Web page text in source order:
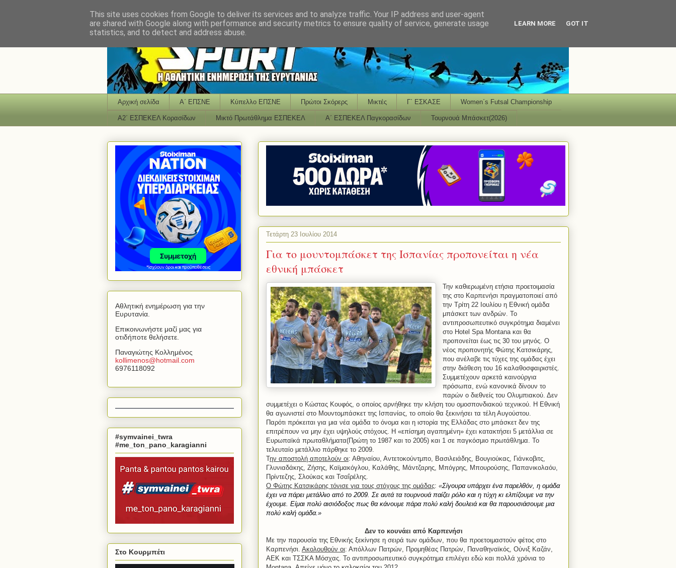
Αρχική σελίδα Α΄ ΕΠΣΝΕ Κύπελλο ΕΠΣΝΕ Πρώτοι Σκόρερς Μικτές Γ΄ ΕΣΚΑΣΕ Women΄s Futsal Championship
Α2΄ ΕΣΠΕΚΕΛ Κορασίδων Μικτό Πρωτάθλημα ΕΣΠΕΚΕΛ Α΄ ΕΣΠΕΚΕΛ Παγκορασίδων Τουρνουά Μπάσκετ(2026)
Τετάρτη 23 Ιουλίου 2014
Για το μουντομπάσκετ της Ισπανίας προπονείται η νέα
εθνική μπάσκετ
Την καθιερωμένη ετήσια προετοιμασία
της στο Καρπενήσι πραγματοποιεί από
την Τρίτη 22 Ιουλίου η Εθνική ομάδα
μπάσκετ των ανδρών. Το
αντιπροσωπευτικό συγκρότημα διαμένει
στο Hotel Spa Montana και θα
προπονείται έως τις 30 του μηνός. Ο
νέος προπονητής Φώτης Κατσικάρης,
που ανέλαβε τις τύχες της ομάδας έχει
στην διάθεση του 16 καλαθοσφαιριστές.
Συμμετέχουν αρκετά καινούργια
πρόσωπα, ενώ κανονικά δίνουν το
παρών ο διεθνείς του Ολυμπιακού. Δεν
συμμετέχει ο Κώστας Κουφός, ο οποίος αρνήθηκε την κλήση του ομοσπονδιακού τεχνικού. Η Εθνική
θα αγωνιστεί στο Μουντομπάσκετ της Ισπανίας, το οποίο θα ξεκινήσει τα τέλη Αυγούστου.
Παρότι πρόκειται για μια νέα ομάδα το όνομα και η ιστορία της Ελλάδας στο μπάσκετ δεν της
επιτρέπουν να μην έχει υψηλούς στόχους. Η «επίσημη αγαπημένη» έχει κατακτήσει 5 μετάλλια σε
Ευρωπαϊκά πρωταθλήματα(Πρώτη το 1987 και το 2005) και 1 σε παγκόσμιο πρωτάθλημα. Το
τελευταίο μετάλλιο πάρθηκε το 2009.
Την αποστολή αποτελούν οι: Αθηναίου, Αντετοκούντμπο, Βασιλειάδης, Βουγιούκας, Γιάνκοβιτς,
Γλυνιαδάκης, Ζήσης, Καϊμακόγλου, Καλάθης, Μάντζαρης, Μπόγρης, Μπουρούσης, Παπανικολαόυ,
Πρίντεζης, Σλούκας και Τσαΐρέλης.
Ο Φώτης Κατσικάρης τόνισε για τους στόχους της ομάδας: «Σίγουρα υπάρχει ένα παρελθόν, η ομάδα
έχει να πάρει μετάλλιο από το 2009. Σε αυτά τα τουρνουά παίζει ρόλο και η τύχη κι ελπίζουμε να την
έχουμε. Είμαι πολύ αισιόδοξος πως θα κάνουμε πάρα πολύ καλή δουλειά και θα παρουσιάσουμε μια
πολύ καλή ομάδα.»
Δεν το κουνάει από Καρπενήσι
Με την παρουσία της Εθνικής ξεκίνησε η σειρά των ομάδων, που θα προετοιμαστούν φέτος στο
Καρπενήσι. Ακολουθούν οι: Απόλλων Πατρών, Προμηθέας Πατρών, Παναθηναϊκός, Ούνιξ Καζάν,
ΑΕΚ και ΤΣΣΚΑ Μόσχας. Το αντιπροσωπευτικό συγκρότημα επιλέγει εδώ και πολλά χρόνια το
Αθλητική ενημέρωση για την
Ευρυτανία.
Επικοινωνήστε μαζί μας για
οτιδήποτε θελήσετε.
Παναγιώτης Κολλημένος
kollimenos@hotmail com
6976118092
#symvainei_twra
#me_ton_pano_karagianni
Στο Κουρμπέτι
This site uses cookies from Google to deliver its services and to analyze traffic. Your IP address and user-agent
are shared with Google along with performance and security metrics to ensure quality of service, generate usage
statistics, and to detect and address abuse.
LEARN MORE GOT IT